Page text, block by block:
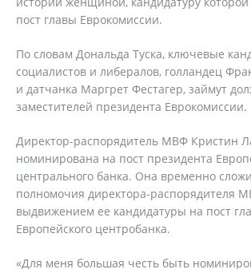
пост главы Еврокомиссии.
По словам Дональда Туска, ключевые
социалистов и либералов, голландец
и датчанка Маргрет Фестагер, займут
заместителей президента Еврокомиссии.
Директор-распорядитель МВФ Кристин
номинирована на пост президента
центрального банка. Она временно
полномочия директора-распорядителя
выдвижением ее кандидатуры на пост
Европейского центробанка.
«Для меня большая честь быть